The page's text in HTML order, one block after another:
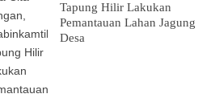
Tapung Hilir Lakukan
Pemantauan Lahan Jagung
Desa